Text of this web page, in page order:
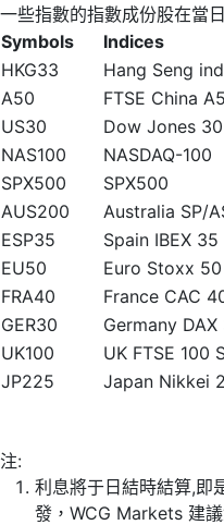
一些指數的指數成份股在當
Symbols
Indices
HKG33
Hang Seng
A50
FTSE China
US30
Dow Jones 30
NAS100
NASDAQ-100
SPX500
SPX500
AUS200
Australia SP/
ESP35
Spain IBEX
EU50
Euro Stoxx
FRA40
France CAC
GER30
Germany
UK100
UK FTSE 100
JP225
Japan Nikkei
注:
利息將于日結時結算,即
發，WCG Markets 建